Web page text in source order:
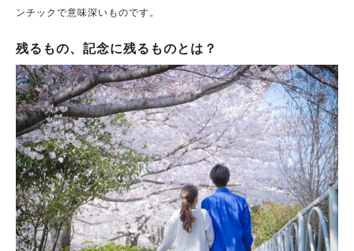
ンチックで意味深いものです。
残るもの、記念に残るものとは？